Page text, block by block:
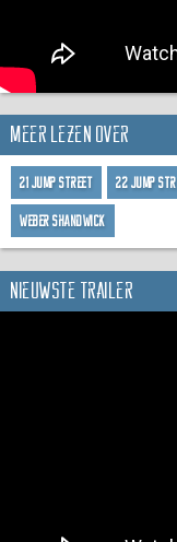
Meer lezen over
21 Jump Street 22 Jump
Weber Shandwick
Nieuwste trailer